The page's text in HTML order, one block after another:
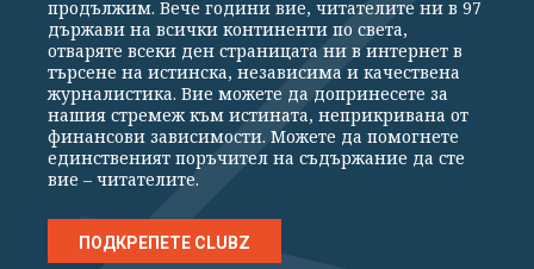
Общи условия
Политика за поверителност
Реклама
Партньори Контакти
За Клуб Z
Екип
Подкрепете ни
Издател на www.clubz.bg е „Клуб Зебра Медия“ ЕООД, София, ул. "Алеко
Константинов" 3. Всички права запазени 2026 „Клуб Зебра Медия“
Препечатването на материали, снимки и видео от www.clubz.bg без
разрешение ще бъде преследвано по съдебен път, съгласно
ОБЩИТЕ УСЛОВИЯ
продължим. Вече години вие, читателите ни в 97
държави на всички континенти по света,
отваряте всеки ден страницата ни в интернет в
търсене на истинска, независима и качествена
журналистика. Вие можете да допринесете за
нашия стремеж към истината, неприкривана от
финансови зависимости. Можете да помогнете
единственият поръчител на съдържание да сте
вие – читателите.
ПОДКРЕПЕТЕ CLUBZ